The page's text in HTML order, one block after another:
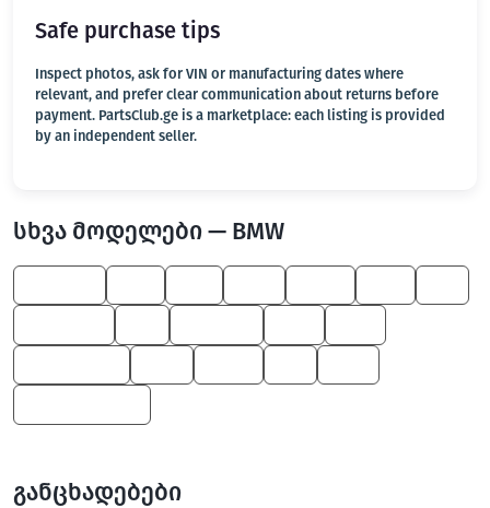
Safe purchase tips
Inspect photos, ask for VIN or manufacturing dates where
relevant, and prefer clear communication about returns before
payment. PartsClub.ge is a marketplace: each listing is provided
by an independent seller.
სხვა მოდელები — BMW
განცხადებები